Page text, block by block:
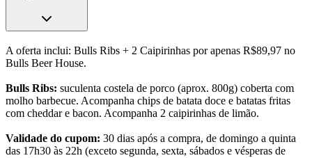
A oferta inclui: Bulls Ribs + 2 Caipirinhas por apenas R$89,97 no
Bulls Beer House.
Bulls Ribs: suculenta costela de porco (aprox. 800g) coberta com
molho barbecue. Acompanha chips de batata doce e batatas fritas
com cheddar e bacon. Acompanha 2 caipirinhas de limão.
Validade do cupom: 30 dias após a compra, de domingo a quinta
das 17h30 às 22h (exceto segunda, sexta, sábados e vésperas de